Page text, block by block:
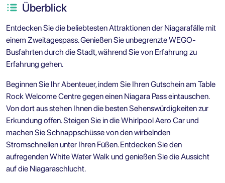
Überblick
Entdecken Sie die beliebtesten Attraktionen der Niagarafälle mit
einem Zweitagespass. Genießen Sie unbegrenzte WEGO-
Busfahrten durch die Stadt, während Sie von Erfahrung zu
Erfahrung gehen.
Beginnen Sie Ihr Abenteuer, indem Sie Ihren Gutschein am Table
Rock Welcome Centre gegen einen Niagara Pass eintauschen.
Von dort aus stehen Ihnen die besten Sehenswürdigkeiten zur
Erkundung offen. Steigen Sie in die Whirlpool Aero Car und
machen Sie Schnappschüsse von den wirbelnden
Stromschnellen unter Ihren Füßen. Entdecken Sie den
aufregenden White Water Walk und genießen Sie die Aussicht
auf die Niagaraschlucht.